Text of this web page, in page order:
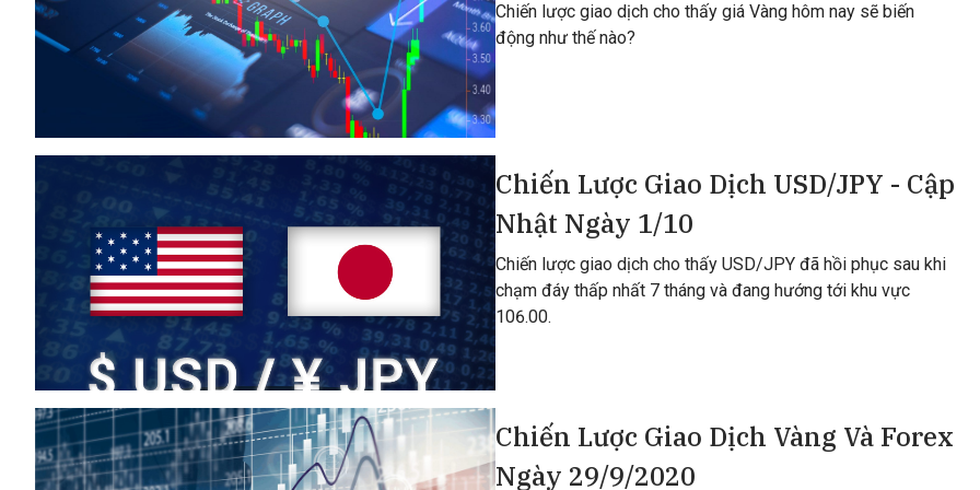
Chiến lược giao dịch cho thấy giá Vàng hôm nay sẽ biến
động như thế nào?
Chiến Lược Giao Dịch USD/JPY - Cập
Nhật Ngày 1/10
Chiến lược giao dịch cho thấy USD/JPY đã hồi phục sau khi
chạm đáy thấp nhất 7 tháng và đang hướng tới khu vực
106.00.
Chiến Lược Giao Dịch Vàng Và Forex
Ngày 29/9/2020